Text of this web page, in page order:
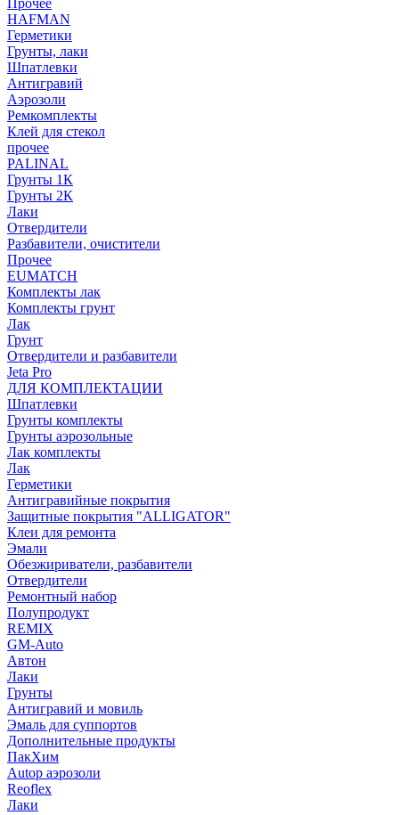
Прочее
HAFMAN
Герметики
Грунты, лаки
Шпатлевки
Антигравий
Аэрозоли
Ремкомплекты
Клей для стекол
прочее
PALINAL
Грунты 1К
Грунты 2К
Лаки
Отвердители
Разбавители, очистители
Прочее
EUMATCH
Комплекты лак
Комплекты грунт
Лак
Грунт
Отвердители и разбавители
Jeta Pro
ДЛЯ КОМПЛЕКТАЦИИ
Шпатлевки
Грунты комплекты
Грунты аэрозольные
Лак комплекты
Лак
Герметики
Антигравийные покрытия
Защитные покрытия "ALLIGATOR"
Клеи для ремонта
Эмали
Обезжириватели, разбавители
Отвердители
Ремонтный набор
Полупродукт
REMIX
GM-Auto
Автон
Лаки
Грунты
Антигравий и мовиль
Эмаль для суппортов
Дополнительные продукты
ПакХим
Autop аэрозоли
Reoflex
Лаки